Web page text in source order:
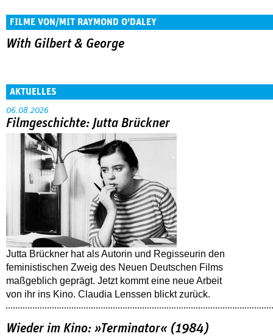
FILME VON/MIT RAYMOND O'DALEY
With Gilbert & George
AKTUELLES
06.08.2026
Filmgeschichte: Jutta Brückner
Jutta Brückner hat als Autorin und Regisseurin den
feministischen Zweig des Neuen Deutschen Films
maßgeblich geprägt. Jetzt kommt eine neue Arbeit
von ihr ins Kino. Claudia Lenssen blickt zurück.
Wieder im Kino: »Terminator« (1984)